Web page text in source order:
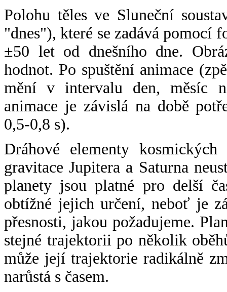
Polohu těles ve Sluneční
"dnes"), které se zadává pomocí
±50 let od dnešního dne.
hodnot. Po spuštění animace
mění v intervalu den, měsíc
animace je závislá na době
0,5-0,8 s).
Dráhové elementy
gravitace Jupitera a Saturna
planety jsou platné pro delší
obtížné jejich určení, neboť je
přesnosti, jakou požadujeme.
stejné trajektorii po několik
může její trajektorie radikálně
narůstá s časem.